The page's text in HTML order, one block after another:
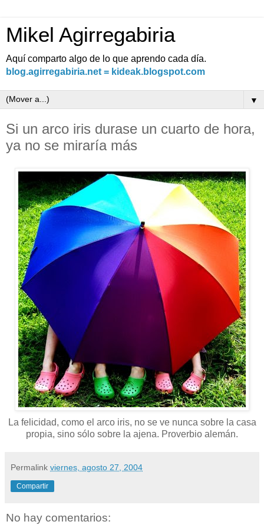
Mikel Agirregabiria
Aquí comparto algo de lo que aprendo cada día.
blog.agirregabiria.net = kideak.blogspot.com
▼
Si un arco iris durase un cuarto de hora,
ya no se miraría más
La felicidad, como el arco iris, no se ve nunca sobre la casa
propia, sino sólo sobre la ajena. Proverbio alemán.
Permalink viernes, agosto 27, 2004
Compartir
No hay comentarios: